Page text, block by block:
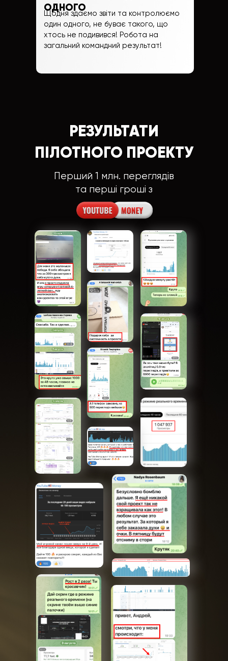
Щодня здаємо звіти та контролюємо
один одного, не буває такого, що
хтось не подивився! Робота на
загальний командний результат!
ОДНОГО
РЕЗУЛЬТАТИ
ПІЛОТНОГО ПРОЕКТУ
Перший 1 млн. переглядів
та перші гроші з